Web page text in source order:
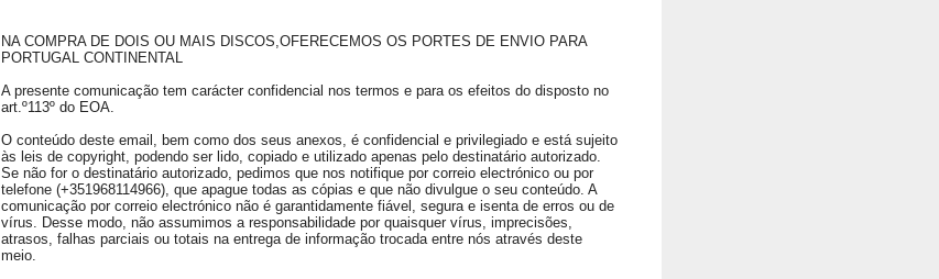
NA COMPRA DE DOIS OU MAIS DISCOS,OFERECEMOS OS PORTES DE ENVIO PARA
PORTUGAL CONTINENTAL
A presente comunicação tem carácter confidencial nos termos e para os efeitos do disposto no
art.º113º do EOA.
O conteúdo deste email, bem como dos seus anexos, é confidencial e privilegiado e está sujeito
às leis de copyright, podendo ser lido, copiado e utilizado apenas pelo destinatário autorizado.
Se não for o destinatário autorizado, pedimos que nos notifique por correio electrónico ou por
telefone (+351968114966), que apague todas as cópias e que não divulgue o seu conteúdo. A
comunicação por correio electrónico não é garantidamente fiável, segura e isenta de erros ou de
vírus. Desse modo, não assumimos a responsabilidade por quaisquer vírus, imprecisões,
atrasos, falhas parciais ou totais na entrega de informação trocada entre nós através deste
meio.